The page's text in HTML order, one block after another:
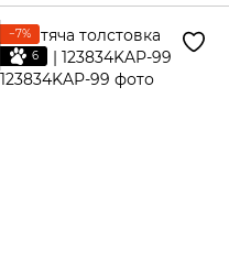
−7%
6